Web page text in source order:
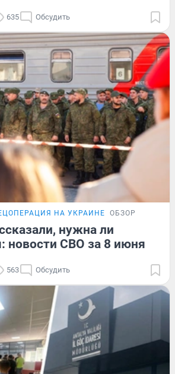
635 Обсудить
НА УКРАИНЕ ОБЗОР
нужна ли
новости СВО за 8 июня
563 Обсудить